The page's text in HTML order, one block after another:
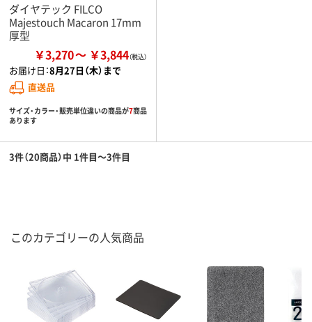
ダイヤテック FILCO
Majestouch Macaron 17mm
厚型
￥3,270 ￥3,844
お届け日：8月27日（木）まで
直送品
サイズ・カラー・販売単位違いの商品が7商品
あります
3件（20商品）中 1件目～3件目
このカテゴリーの人気商品